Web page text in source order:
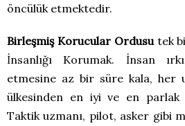
öncülük etmektedir.
Birleşmiş Korucular Ordusu tek
İnsanlığı Korumak. İnsan
etmesine az bir süre kala, her
ülkesinden en iyi ve en parlak
Taktik uzmanı, pilot, asker gibi